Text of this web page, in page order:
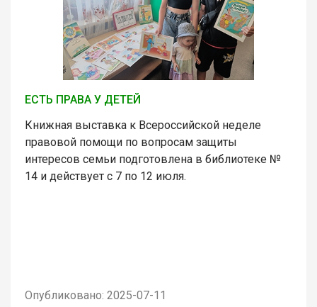
ЕСТЬ ПРАВА У ДЕТЕЙ
Книжная выставка к Всероссийской неделе
правовой помощи по вопросам защиты
интересов семьи подготовлена в библиотеке №
14 и действует с 7 по 12 июля.
Опубликовано: 2025-07-11